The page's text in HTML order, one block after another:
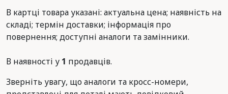
В картці товара указані: актуальна цена; наявність на
складі; термін доставки; інформація про
повернення; доступні аналоги та замінники.
В наявності у 1 продавців.
Зверніть увагу, що аналоги та кросс-номери,